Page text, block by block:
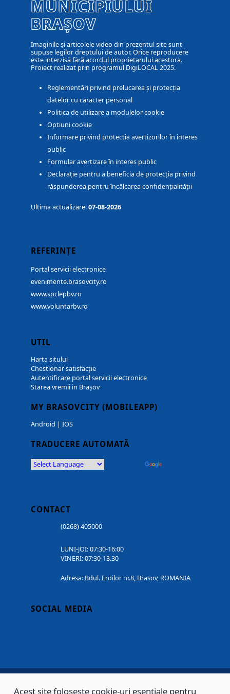
MUNICIPIULUI
BRAȘOV
Imaginile și articolele video din prezentul site sunt
supuse legilor dreptului de autor. Orice reproducere
este interzisă fără acordul proprietarului acestora.
Proiect realizat prin programul DigiLOCAL 2025.
Reglementări privind prelucarea și protecția
datelor cu caracter personal
Politica de utilizare a modulelor cookie
Optiuni cookie
Informare privind protectia avertizorilor în interes
public
Formular avertizare în interes public
Declarație pentru a beneficia de protecția privind
răspunderea pentru încălcarea confidențialității
Ultima actualizare:07-08-2026
REFERINȚE
Portal servicii electronice
evenimente.brasovcity.ro
www.spclepbv.ro
www.voluntarbv.ro
UTIL
Harta sitului
Chestionar satisfacție
Autentificare portal servicii electronice
Starea vremii in Brașov
MY BRASOVCITY (MOBILEAPP)
Android | IOS
TRADUCERE AUTOMATĂ
CONTACT
(0268) 405000
LUNI-JOI: 07:30-16:00
VINERI: 07:30-13.30
Adresa: Bdul. Eroilor nr.8, Brasov, ROMANIA
SOCIAL MEDIA
Acest site folosește cookie-uri esențiale pentru